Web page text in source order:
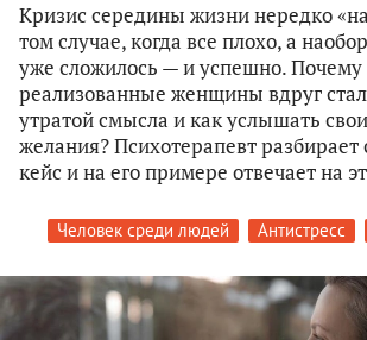
Кризис середины жизни нередко
том случае, когда все плохо, а
уже сложилось — и успешно. Почему
реализованные женщины вдруг
утратой смысла и как услышать
желания? Психотерапевт разбирает
кейс и на его примере отвечает на
Человек среди людей Антистресс